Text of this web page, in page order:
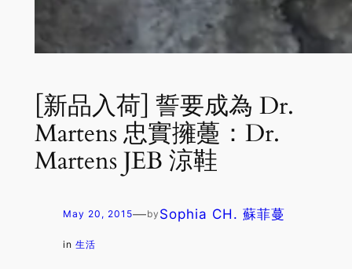
[新品入荷] 誓要成為 Dr.
Martens 忠實擁躉：Dr.
Martens JEB 涼鞋
May 20, 2015—by Sophia CH. 蘇菲蔓
in 生活